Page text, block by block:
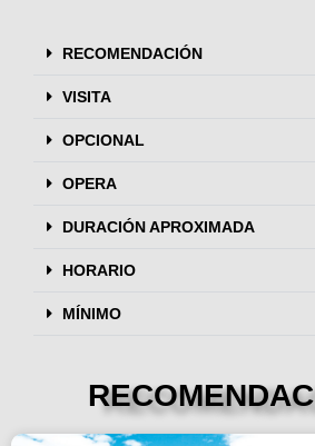
RECOMENDACIÓN
VISITA
OPCIONAL
OPERA
DURACIÓN APROXIMADA
HORARIO
MÍNIMO